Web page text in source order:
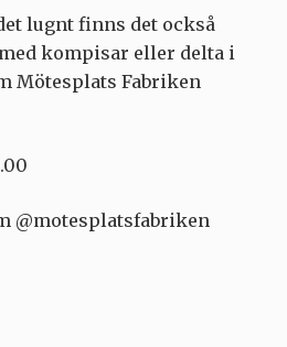
lugnt finns det också
kompisar eller delta i
Mötesplats Fabriken
@motesplatsfabriken